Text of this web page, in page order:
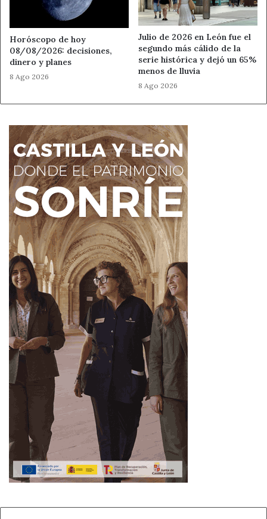
Horóscopo de hoy
08/08/2026: decisiones,
dinero y planes
8 Ago 2026
Julio de 2026 en León fue el
segundo más cálido de la
serie histórica y dejó un 65%
menos de lluvia
8 Ago 2026